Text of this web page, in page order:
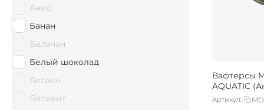
Вафтерсы
AQUATIC
Артикул:
Анис
Банан
Белачан
Белый шоколад
Бетаин
Бисквит